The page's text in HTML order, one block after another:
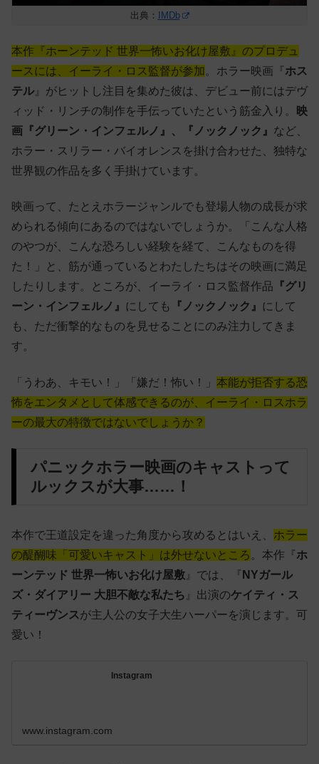
出典： IMDb
本作『ホーンテッド 世界一怖いお化け屋敷』のプロデュ
ースには、イーライ・ロス監督が参加 。ホラー映画『ホス
テル』がヒットし注目を集めた彼は、デビュー前にはデヴ
ィッド・リンチの制作を手伝っていたという筋金入り。
映
画『グリーン・インフェルノ』、『ノックノック』 など、
ホラー・スリラー・バイオレンスを掛け合わせた、独特な
世界観の作品を多く手掛けています。
映画って、たとえホラージャンルでも登場人物の成長が求
められる傾向にあるのではないでしょうか。「こんな人格
のやつが、こんな恐ろしい経験を経て、こんなものを得
た！」と、筋が通っているとわたしたちはその映画に満足
したりします。ところが、イーライ・ロス監督作品 『グリ
ーン・インフェルノ』 にしても 『ノックノック』 にして
も、ただ衝撃的なものを見せることにのみ注力してきま
す。
「うわあ、キモい！」「嫌だ！怖い！」 本能が拒否する恐
怖をエンタメとして体感できるのが、イーライ・ロスホラ
ーの最大の特徴ではないでしょうか？
パニックホラー映画のキャストって
ルックスが大事……！
本作で王道設定を違った角度から攻めるとはいえ、 ホラー
の醍醐味「可愛いキャスト」は外せないところ 。本作『ホ
ーンテッド 世界一怖いお化け屋敷 』では、『 NYガール
ズ・ダイアリー 大胆不敵な私たち 』出演のケイティ・ス
ティーヴンスが主人公の女子大生ハーパーを演じます。可
愛い！
Instagram
www.instagram.com